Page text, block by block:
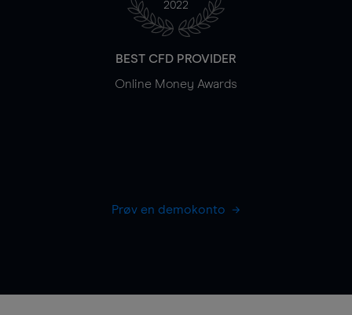
2022
BEST CFD PROVIDER
Online Money Awards
Prøv en demokonto